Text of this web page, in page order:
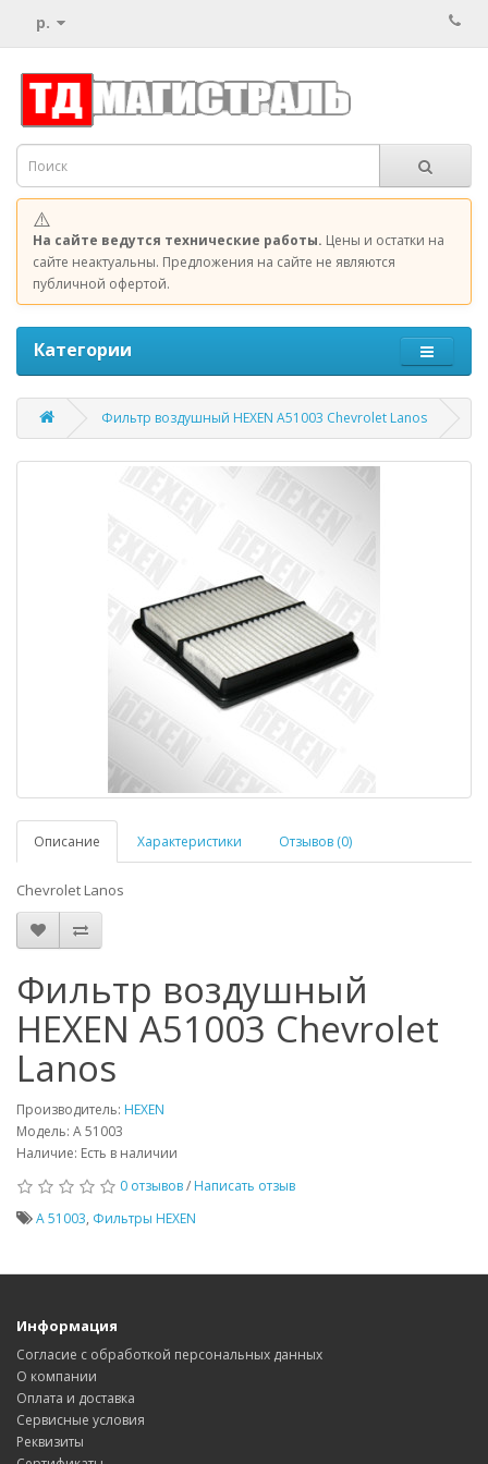
р.
⚠️
На сайте ведутся технические работы. Цены и остатки на
сайте неактуальны. Предложения на сайте не являются
публичной офертой.
Категории
Фильтр воздушный HEXEN A51003 Chevrolet Lanos
Описание Характеристики Отзывов (0)
Chevrolet Lanos
Фильтр воздушный
HEXEN A51003 Chevrolet
Lanos
Производитель: HEXEN
Модель: A 51003
Наличие: Есть в наличии
0 отзывов/ Написать отзыв
A 51003, Фильтры HEXEN
Информация
Согласие с обработкой персональных данных
О компании
Оплата и доставка
Сервисные условия
Реквизиты